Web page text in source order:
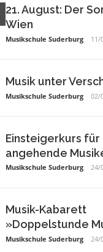
21. August: Der
Wien
Musikschule Suderburg 11/
Musik unter
Musikschule Suderburg 02/
Einsteigerkurs für
angehende
Musikschule Suderburg 24/
Musik-Kabarett
»Doppelstunde
Musikschule Suderburg 24/